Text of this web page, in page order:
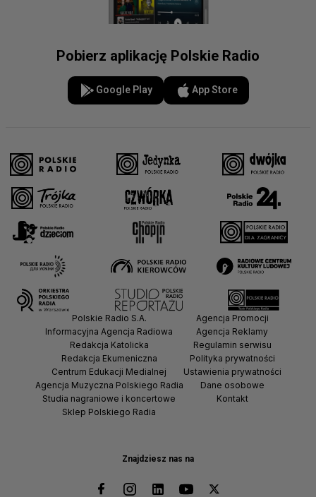
Pobierz aplikację Polskie Radio
Google Play App Store
Znajdziesz nas na
Polskie Radio S.A.
Informacyjna Agencja Radiowa
Redakcja Katolicka
Redakcja Ekumeniczna
Centrum Edukacji Medialnej
Agencja Muzyczna Polskiego Radia
Studia nagraniowe i koncertowe
Sklep Polskiego Radia
Agencja Promocji
Agencja Reklamy
Regulamin serwisu
Polityka prywatności
Ustawienia prywatności
Dane osobowe
Kontakt